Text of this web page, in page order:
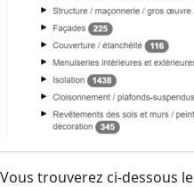
Vous trouverez ci-dessous le